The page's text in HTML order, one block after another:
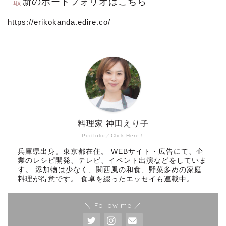
https://erikokanda.edire.co/
Portfolio／Click Here！
料理家 神田えり子
兵庫県出身。東京都在住。 WEBサイト・広告にて、企
業のレシピ開発、テレビ、イベント出演などをしていま
す。 添加物は少なく、関西風の和食、野菜多めの家庭
料理が得意です。 食卓を綴ったエッセイも連載中。
＼ Follow me ／